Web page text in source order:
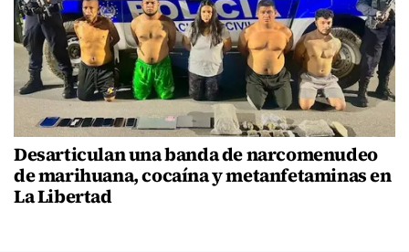
Desarticulan una banda de narcomenudeo
de marihuana, cocaína y metanfetaminas en
La Libertad